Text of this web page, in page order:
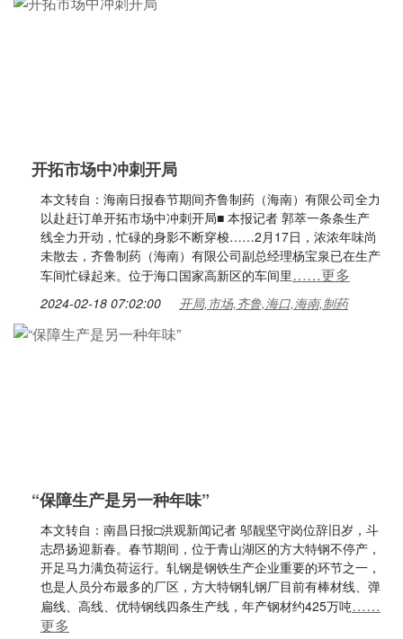
开拓市场中冲刺开局
本文转自：海南日报春节期间齐鲁制药（海南）有限公司全力
以赴赶订单开拓市场中冲刺开局■ 本报记者 郭萃一条条生产
线全力开动，忙碌的身影不断穿梭……2月17日，浓浓年味尚
未散去，齐鲁制药（海南）有限公司副总经理杨宝泉已在生产
车间忙碌起来。位于海口国家高新区的车间里……更多
2024-02-18 07:02:00 开局,市场,齐鲁,海口,海南,制药
“保障生产是另一种年味”
本文转自：南昌日报□洪观新闻记者 邬靓坚守岗位辞旧岁，斗
志昂扬迎新春。春节期间，位于青山湖区的方大特钢不停产，
开足马力满负荷运行。轧钢是钢铁生产企业重要的环节之一，
也是人员分布最多的厂区，方大特钢轧钢厂目前有棒材线、弹
扁线、高线、优特钢线四条生产线，年产钢材约425万吨……
更多